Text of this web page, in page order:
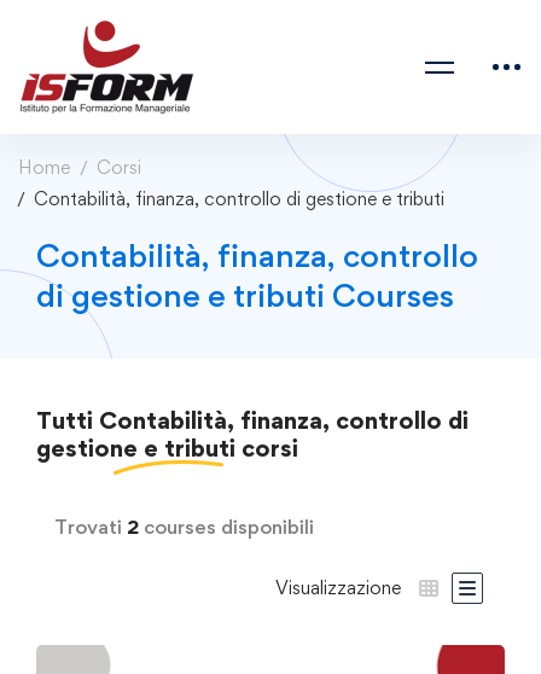
Home
Corsi
Contabilità, finanza, controllo di gestione e tributi
Contabilità, finanza, controllo
di gestione e tributi Courses
Tutti Contabilità, finanza, controllo di
gestione e tributi corsi
Trovati 2 courses disponibili
Visualizzazione